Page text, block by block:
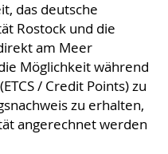
das deutsche
Rostock und die
am Meer
Möglichkeit während
/ Credit Points) zu
zu erhalten,
angerechnet werden